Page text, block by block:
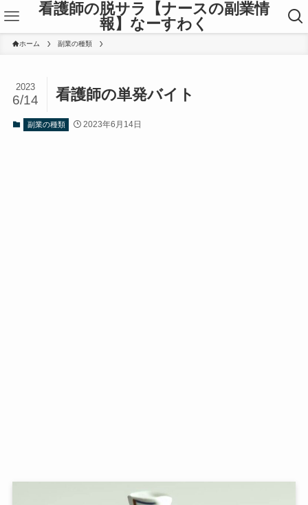
看護師の脱サラ【ナースの副業情
報】なーすわく
ホーム 副業の種類
看護師の単発バイト
2023
6/14
副業の種類 2023年6月14日